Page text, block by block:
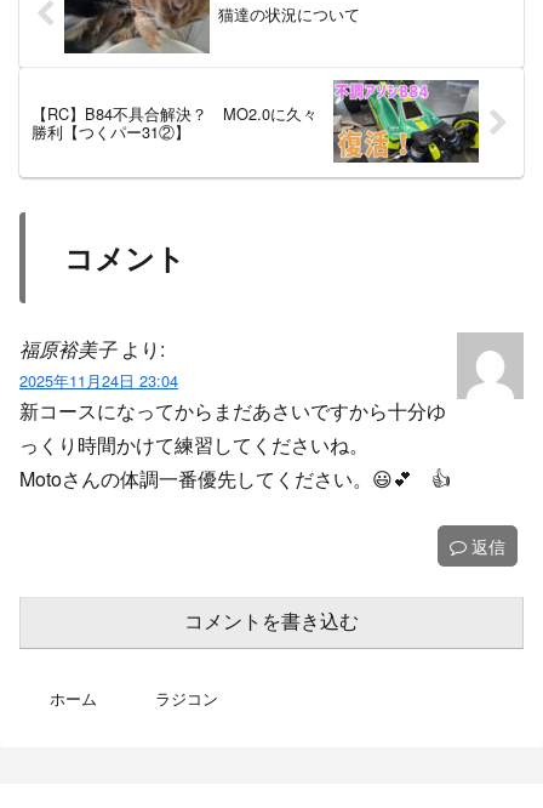
猫達の状況について
【RC】B84不具合解決？ MO2.0に久々
勝利【つくパー31②】
コメント
福原裕美子 より:
2025年11月24日 23:04
新コースになってからまだあさいですから十分ゆ
っくり時間かけて練習してくださいね。
Motoさんの体調一番優先してください。😃💕 👍️
返信
コメントを書き込む
ホーム ラジコン